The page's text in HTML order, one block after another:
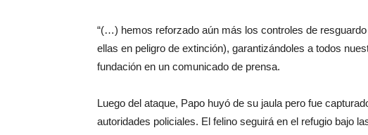
“(…) hemos reforzado aún más los controles de
ellas en peligro de extinción), garantizándoles a todos
fundación en un comunicado de prensa.
Luego del ataque, Papo huyó de su jaula pero fue
autoridades policiales. El felino seguirá en el refugio bajo